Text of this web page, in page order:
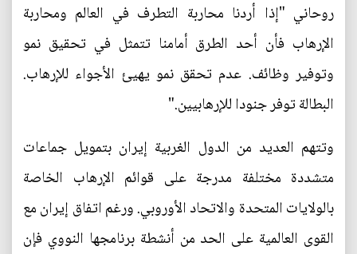
روحاني "إذا أردنا محاربة التطرف في العالم ومحاربة
الإرهاب فأن أحد الطرق أمامنا تتمثل في تحقيق نمو
وتوفير وظائف. عدم تحقق نمو يهيئ الأجواء للإرهاب.
البطالة توفر جنودا للإرهابيين."
وتتهم العديد من الدول الغربية إيران بتمويل جماعات
متشددة مختلفة مدرجة على قوائم الإرهاب الخاصة
بالولايات المتحدة والاتحاد الأوروبي. ورغم اتفاق إيران مع
القوى العالمية على الحد من أنشطة برنامجها النووي فإن